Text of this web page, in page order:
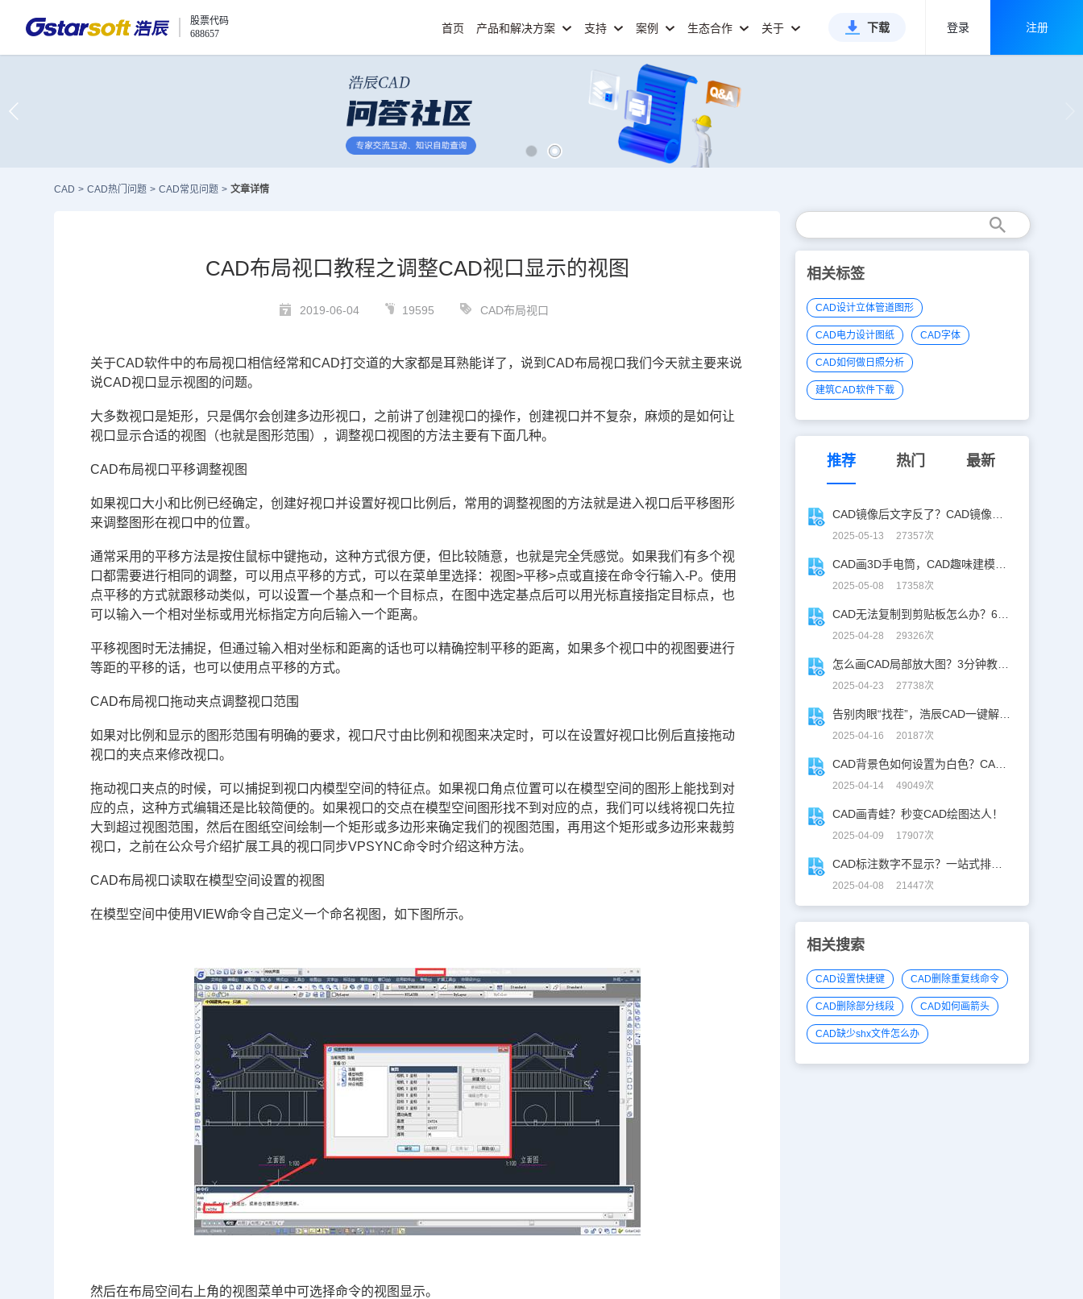
股票代码
688657
首页 产品和解决方案 支持 案例 生态合作 关于 下载 登录 注册
CAD > CAD热门问题 > CAD常见问题 > 文章详情
CAD布局视口教程之调整CAD视口显示的视图
2019-06-04 19595 CAD布局视口
关于CAD软件中的布局视口相信经常和CAD打交道的大家都是耳熟能详了，说到CAD布局视口我们今天就主要来说
说CAD视口 显示视图的问题。
大多数视口是矩形，只是偶尔会创建多边形视口，之前讲了创建视口的操作，创建视口并不复杂，麻烦的是如何让
视口显示合适的视图（也就是图形范围），调整视口视图的方法主要有下面几种。
CAD布局视口平移调整视图
如果视口大小和比例已经确定，创建好视口并设置好视口比例后，常用的调整视图的方法就是进入视口后平移图形
来调整图形在视口中的位置。
通常采用的平移方法是按住鼠标中键拖动，这种方式很方便，但比较随意，也就是完全凭感觉。如果我们有多个视
口都需要进行相同的调整，可以用点平移的方式，可以在菜单里选择：视图>平移>点或直接在命令行输入-P。使用
点平移的方式就跟移动类似，可以设置一个基点和一个目标点，在图中选定基点后可以用光标直接指定目标点，也
可以输入一个相对坐标或用光标指定方向后输入一个距离。
平移视图时无法捕捉，但通过输入相对坐标和距离的话也可以精确控制平移的距离，如果多个视口中的视图要进行
等距的平移的话，也可以使用点平移的方式。
CAD布局视口拖动夹点调整视口范围
如果对比例和显示的图形范围有明确的要求，视口尺寸由比例和视图来决定时，可以在设置好视口比例后直接拖动
视口的夹点来修改视口。
拖动视口夹点的时候，可以捕捉到视口内模型空间的特征点。如果视口角点位置可以在模型空间的图形上能找到对
应的点，这种方式编辑还是比较简便的。如果视口的交点在模型空间图形找不到对应的点，我们可以线将视口先拉
大到超过视图范围，然后在图纸空间绘制一个矩形或多边形来确定我们的视图范围，再用这个矩形或多边形来裁剪
视口，之前在公众号介绍扩展工具的视口同步VPSYNC命令时介绍这种方法。
CAD布局视口读取在模型空间设置的视图
在模型空间中使用VIEW命令自己定义一个命名视图，如下图所示。
然后在布局空间右上角的视图菜单中可选择命令的视图显示。
相关标签
CAD设计立体管道图形
CAD电力设计图纸 CAD字体
CAD如何做日照分析
建筑CAD软件下载
推荐 热门 最新
2025-05-13 27357次
2025-05-08 17358次
2025-04-28 29326次
2025-04-23 27738次
2025-04-16 20187次
2025-04-14 49049次
CAD画青蛙？秒变CAD绘图达人！
2025-04-09 17907次
2025-04-08 21447次
相关搜索
CAD设置快捷键 CAD删除重复线命令
CAD删除部分线段 CAD如何画箭头
CAD缺少shx文件怎么办